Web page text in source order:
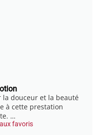
la douceur et la beauté
à cette prestation
…
favoris